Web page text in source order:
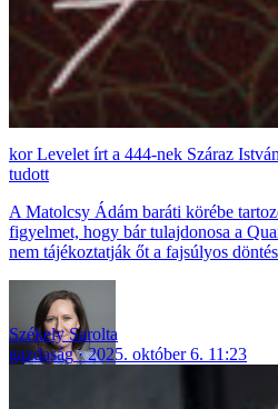
Levelet írt a 444-nek Száraz
tudott
A Matolcsy Ádám baráti körébe
figyelmet, hogy bár tulajdonosa a
nem tájékoztatják őt a fajsúlyos
Székely Sarolta
gazdaság
2025. október 6. 11:23